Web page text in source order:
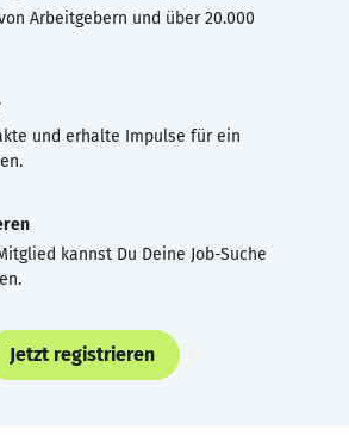
Arbeitgebern und über 20.000
und erhalte Impulse für ein
kannst Du Deine Job-Suche
Jetzt registrieren